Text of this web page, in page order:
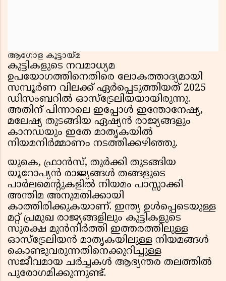
ആഗോള കൂട്ടായ്മ
കുട്ടികളുടെ നവമാധ്യമ
ഉപയോഗത്തിനെതിരെ ലോകത്താദ്യമായി
സമ്പൂർണ വിലക്ക് ഏർപ്പെടുത്തിയത് 2025
ഡിസംബറിൽ ഓസ്‌ട്രേലിയയായിരുന്നു.
അതിന് പിന്നാലെ ഇപ്പോൾ ഇന്തോനേഷ്യ,
മലേഷ്യ തുടങ്ങിയ ഏഷ്യൻ രാജ്യങ്ങളും
കാനഡയും ഇതേ മാതൃകയിൽ
നിയമനിർമ്മാണം നടത്തിക്കഴിഞ്ഞു.
യുകെ, ഫ്രാൻസ്, തുർക്കി തുടങ്ങിയ
യൂറോപ്യൻ രാജ്യങ്ങൾ തങ്ങളുടെ
പാർലമെന്റുകളിൽ നിയമം പാസ്സാക്കി
അന്തിമ അനുമതിക്കായി
കാത്തിരിക്കുകയാണ്. ഇന്ത്യ ഉൾപ്പെടെയുള്ള
മറ്റ് പ്രമുഖ രാജ്യങ്ങളിലും കുട്ടികളുടെ
സുരക്ഷ മുൻനിർത്തി ഇത്തരത്തിലുള്ള
ഓസ്‌ട്രേലിയൻ മാതൃകയിലുള്ള നിയമങ്ങൾ
കൊണ്ടുവരുന്നതിനെക്കുറിച്ചുള്ള
സജീവമായ ചർച്ചകൾ ആഭ്യന്തര തലത്തിൽ
പുരോഗമിക്കുന്നുണ്ട്.